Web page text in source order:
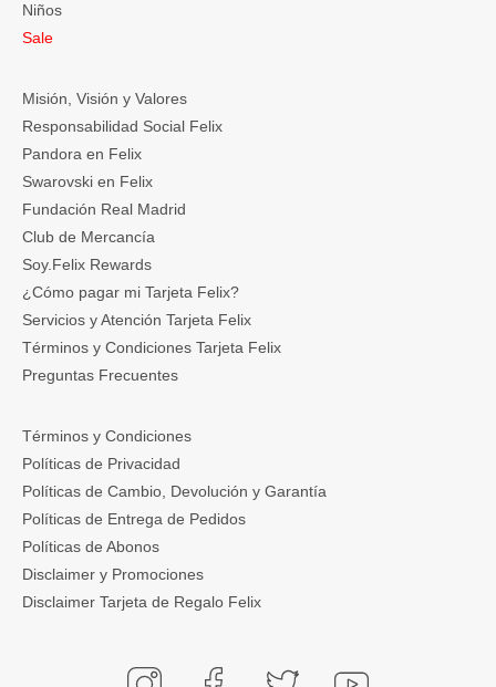
Niños
Sale
Misión, Visión y Valores
Responsabilidad Social Felix
Pandora en Felix
Swarovski en Felix
Fundación Real Madrid
Club de Mercancía
Soy.Felix Rewards
¿Cómo pagar mi Tarjeta Felix?
Servicios y Atención Tarjeta Felix
Términos y Condiciones Tarjeta Felix
Preguntas Frecuentes
Términos y Condiciones
Políticas de Privacidad
Políticas de Cambio, Devolución y Garantía
Políticas de Entrega de Pedidos
Políticas de Abonos
Disclaimer y Promociones
Disclaimer Tarjeta de Regalo Felix